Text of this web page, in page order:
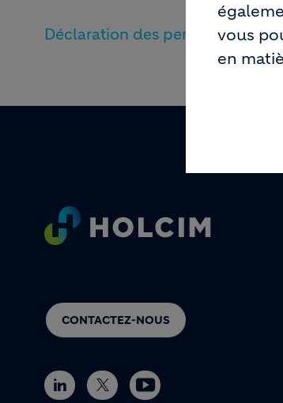
Déclaration des performances
CONTACTEZ-NOUS
vous
en